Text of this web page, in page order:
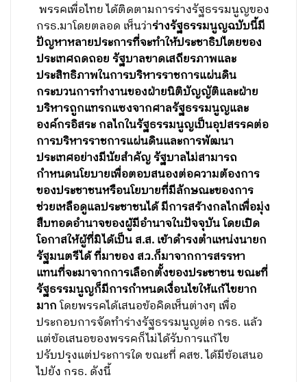
พรรคเพื่อไทย ได้ติดตามการร่างรัฐธรรมนูญของ
กรธ.มาโดยตลอด เห็นว่าร่างรัฐธรรมนูญฉบับนี้มี
ปัญหาหลายประการที่จะทำให้ประชาธิปไตยของ
ประเทศถดถอย รัฐบาลขาดเสถียรภาพและ
ประสิทธิภาพในการบริหารราชการแผ่นดิน
กระบวนการทำงานของฝ่ายนิติบัญญัติและฝ่าย
บริหารถูกแทรกแซงจากศาลรัฐธรรมนูญและ
องค์กรอิสระ กลไกในรัฐธรรมนูญเป็นอุปสรรคต่อ
การบริหารราชการแผ่นดินและการพัฒนา
ประเทศอย่างมีนัยสำคัญ รัฐบาลไม่สามารถ
กำหนดนโยบายเพื่อตอบสนองต่อความต้องการ
ของประชาชนหรือนโยบายที่มีลักษณะของการ
ช่วยเหลือดูแลประชาชนได้ มีการสร้างกลไกเพื่อมุ่ง
สืบทอดอำนาจของผู้มีอำนาจในปัจจุบัน โดยเปิด
โอกาสให้ผู้ที่มิได้เป็น ส.ส. เข้าดำรงตำแหน่งนายก
รัฐมนตรีได้ ที่มาของ ส.ว.ก็มาจากการสรรหา
แทนที่จะมาจากการเลือกตั้งของประชาชน ขณะที่
รัฐธรรมนูญก็มีการกำหนดเงื่อนไขให้แก้ไขยาก
มากโดยพรรคได้เสนอข้อคิดเห็นต่างๆ เพื่อ
ประกอบการจัดทำร่างรัฐธรรมนูญต่อ กรธ. แล้ว
แต่ข้อเสนอของพรรคก็ไม่ได้รับการแก้ไข
ปรับปรุงแต่ประการใด ขณะที่ คสช. ได้มีข้อเสนอ
ไปยัง กรธ. ดังนี้